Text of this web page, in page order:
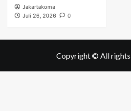
Jakartakoma
Juli 26, 2026
0
Copyright © All rights